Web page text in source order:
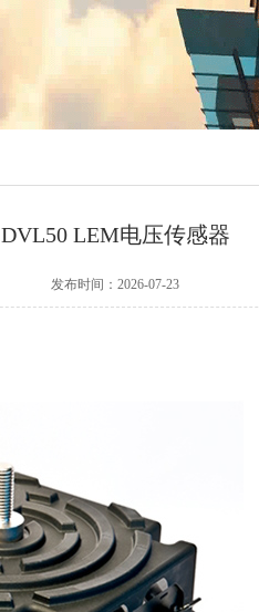
DVL50 LEM电压传感器
发布时间：2026-07-23